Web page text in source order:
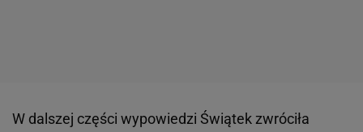
W dalszej części wypowiedzi Świątek zwróciła